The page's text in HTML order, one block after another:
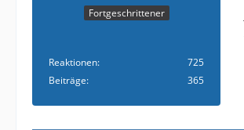
Fortgeschrittener
Reaktionen
725
Beiträge
365